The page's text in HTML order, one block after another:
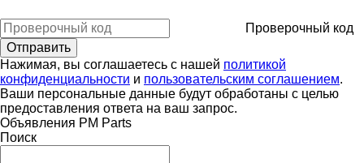
Проверочный код
Нажимая, вы соглашаетесь с нашей политикой
конфиденциальности и пользовательским соглашением.
Ваши персональные данные будут обработаны с целью
предоставления ответа на ваш запрос.
Объявления PM Parts
Поиск